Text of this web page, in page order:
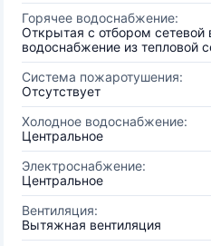
Горячее водоснабжение:
Открытая с отбором сетевой
водоснабжение из тепловой
Система пожаротушения:
Отсутствует
Холодное водоснабжение:
Центральное
Электроснабжение:
Центральное
Вентиляция:
Вытяжная вентиляция